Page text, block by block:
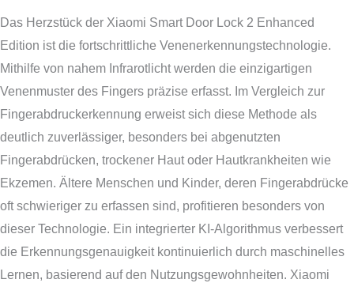
Das Herzstück der Xiaomi Smart Door Lock 2 Enhanced
Edition ist die fortschrittliche Venenerkennungstechnologie.
Mithilfe von nahem Infrarotlicht werden die einzigartigen
Venenmuster des Fingers präzise erfasst. Im Vergleich zur
Fingerabdruckerkennung erweist sich diese Methode als
deutlich zuverlässiger, besonders bei abgenutzten
Fingerabdrücken, trockener Haut oder Hautkrankheiten wie
Ekzemen. Ältere Menschen und Kinder, deren Fingerabdrücke
oft schwieriger zu erfassen sind, profitieren besonders von
dieser Technologie. Ein integrierter KI-Algorithmus verbessert
die Erkennungsgenauigkeit kontinuierlich durch maschinelles
Lernen, basierend auf den Nutzungsgewohnheiten. Xiaomi